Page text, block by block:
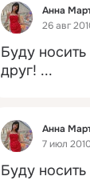
Фид
Анна
26 авг
Буду
друг! ...
Фид
Анна
7 июл
Буду